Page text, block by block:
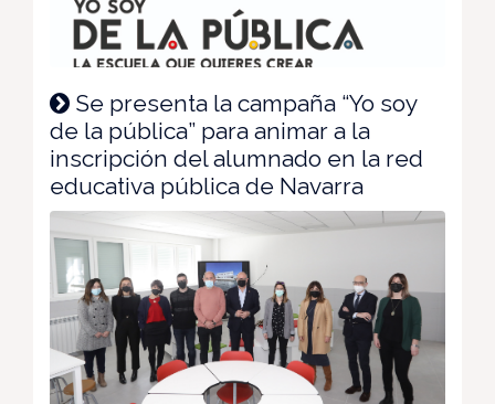
Se presenta la campaña “Yo soy
de la pública” para animar a la
inscripción del alumnado en la red
educativa pública de Navarra